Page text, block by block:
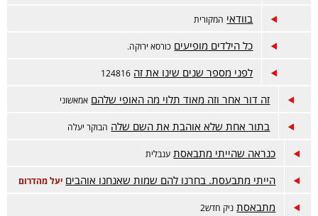
בוודאי המקורית
כל הילדים מופיעים כורסא ירוקה.
לפני מספר שנים שינו את זה 124816
זה דור אחר וזה מאוד תלוי מה האופי שלהם אמאשוני
בתור אחת שלא אוהבת את השם שלה הבוקר יעלה
כנראה שהייתי מתבאסת ענבלית
הייתי מתבעסת. בחרנו להם שמות שאנחנו אוהבים יעל מהדרום
מתבאסת ניק חדש2